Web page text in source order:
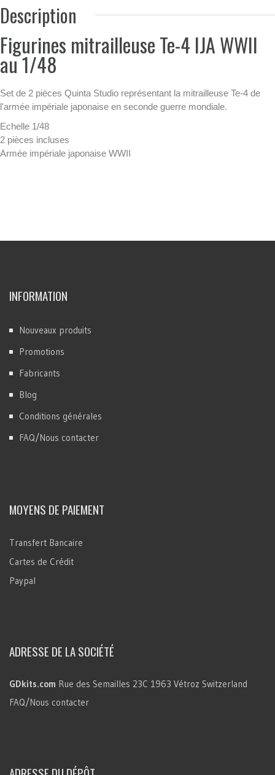
Description
Figurines mitrailleuse Te-4 IJA WWII
au 1/48
Set de 2 pièces Quinta Studio représentant la mitrailleuse Te-4 de
l'armée impériale japonaise en seconde guerre mondiale.
Echelle 1/48
2 pièces incluses
Armée impériale japonaise WWII
INFORMATION
Nouveaux produits
Promotions
Fabricants
Blog
Conditions générales
FAQ/Nous contacter
MOYENS DE PAIEMENT
Transfert Bancaire
Cartes de Crédit
Paypal
ADRESSE DE LA SOCIÉTÉ
GDkits.com Rue des Semailles 23C 1963 Vétroz Switzerland
FAQ/Nous contacter